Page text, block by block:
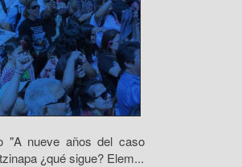
"A nueve años del caso
¿qué sigue? Elem...